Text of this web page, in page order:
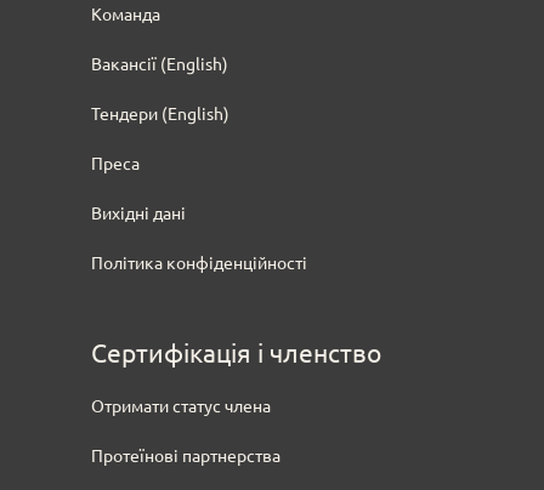
Команда
Вакансії (English)
Тендери(English)
Преса
Вихідні дані
Політика конфіденційності
Сертифікація і членство
Отримати статус члена
Протеїнові партнерства